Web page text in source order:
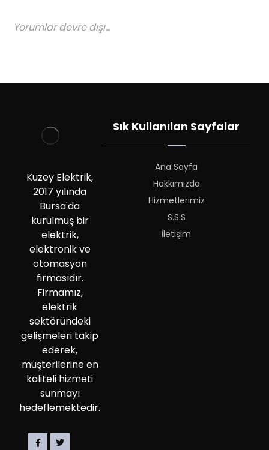
Yorumlar devre dışı...
Kuzey Elektrik,
2017 yılında
Bursa'da
kurulmuş bir
elektrik,
elektronik ve
otomasyon
firmasıdır.
Firmamız,
elektrik
sektöründeki
gelişmeleri takip
ederek,
müşterilerine en
kaliteli hizmeti
sunmayı
hedeflemektedir.
Sık Kullanılan Sayfalar
Ana Sayfa
Hakkımızda
Hizmetlerimiz
S.S.S
İletişim